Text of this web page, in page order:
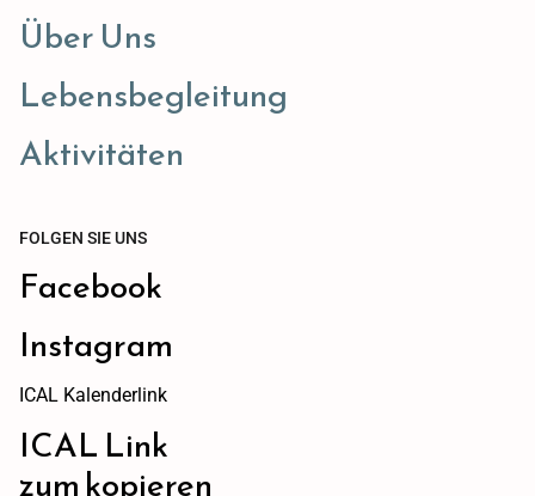
Über Uns
Lebensbegleitung
Aktivitäten
FOLGEN SIE UNS
Facebook
Instagram
ICAL Kalenderlink
ICAL Link
zum kopieren